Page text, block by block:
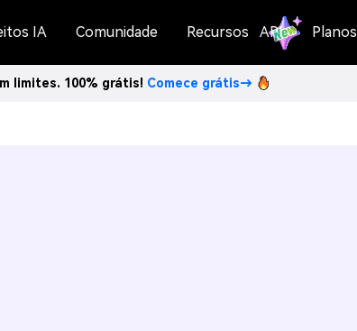
IA Comunidade Recursos API Planos
limites. 100% grátis! Comece grátis→